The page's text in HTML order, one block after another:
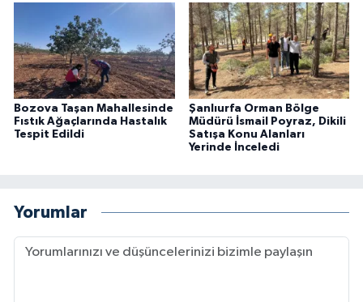
Bozova Taşan Mahallesinde
Fıstık Ağaçlarında Hastalık
Tespit Edildi
Şanlıurfa Orman Bölge
Müdürü İsmail Poyraz, Dikili
Satışa Konu Alanları
Yerinde İnceledi
Yorumlar